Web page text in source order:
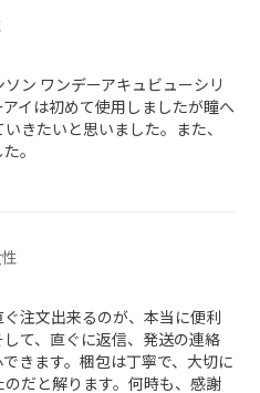
ン ワンデーアキュビューシリ
イは初めて使用しましたが瞳へ
きたいと思いました。また、
。
注文出来るのが、本当に便利
て、直ぐに返信、発送の連絡
きます。梱包は丁寧で、大切に
だと解ります。何時も、感謝